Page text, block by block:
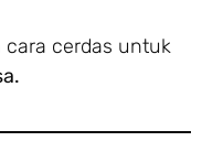
cara cerdas untuk